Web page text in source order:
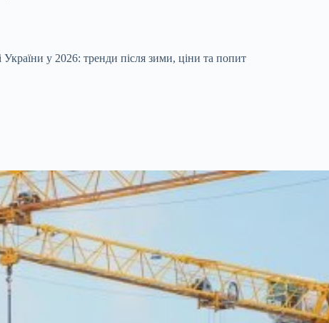
України у 2026: тренди після зими, ціни та попит